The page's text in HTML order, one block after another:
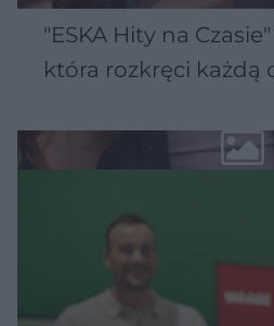
"ESKA Hity na
która rozkręci każdą